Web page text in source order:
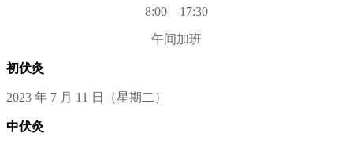
8:00—17:30
午间加班
初伏灸
2023 年 7 月 11 日（星期二）
中伏灸